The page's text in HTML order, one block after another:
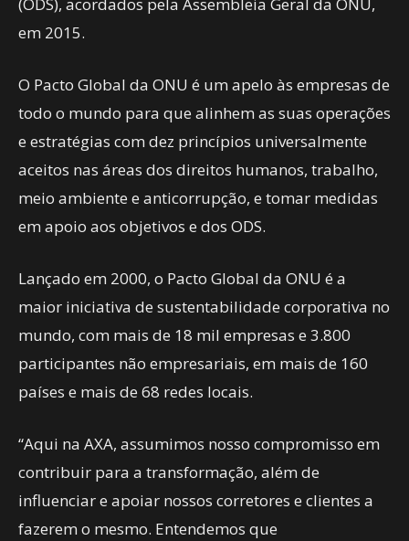
em 2015.
O Pacto Global da ONU é um apelo às empresas de
todo o mundo para que alinhem as suas operações
e estratégias com dez princípios universalmente
aceitos nas áreas dos direitos humanos, trabalho,
meio ambiente e anticorrupção, e tomar medidas
em apoio aos objetivos e dos ODS.
Lançado em 2000, o Pacto Global da ONU é a
maior iniciativa de sustentabilidade corporativa no
mundo, com mais de 18 mil empresas e 3.800
participantes não empresariais, em mais de 160
países e mais de 68 redes locais.
“Aqui na AXA, assumimos nosso compromisso em
contribuir para a transformação, além de
influenciar e apoiar nossos corretores e clientes a
fazerem o mesmo. Entendemos que